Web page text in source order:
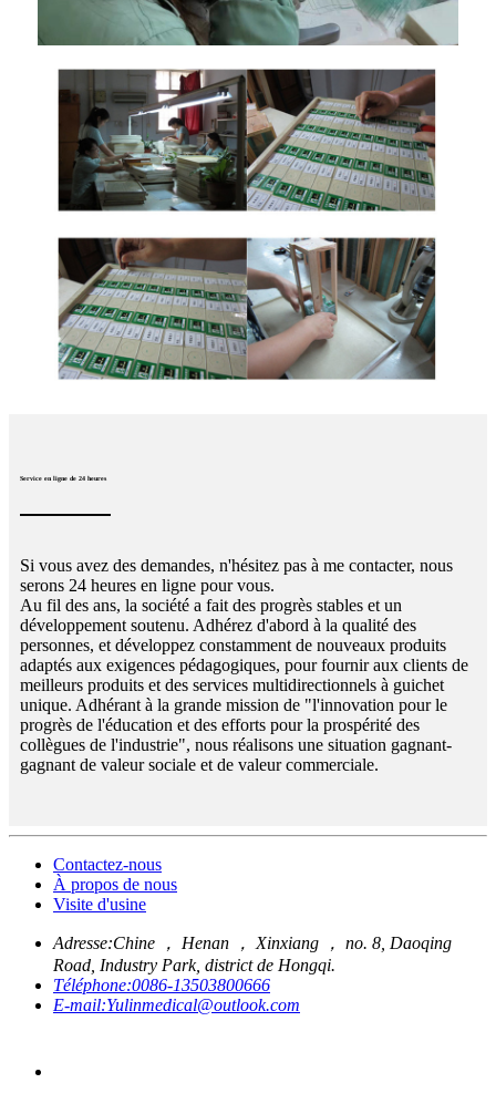
Service en ligne de 24 heures
Si vous avez des demandes, n'hésitez pas à me contacter, nous
serons 24 heures en ligne pour vous.
Au fil des ans, la société a fait des progrès stables et un
développement soutenu. Adhérez d'abord à la qualité des
personnes, et développez constamment de nouveaux produits
adaptés aux exigences pédagogiques, pour fournir aux clients de
meilleurs produits et des services multidirectionnels à guichet
unique. Adhérant à la grande mission de "l'innovation pour le
progrès de l'éducation et des efforts pour la prospérité des
collègues de l'industrie", nous réalisons une situation gagnant-
gagnant de valeur sociale et de valeur commerciale.
Contactez-nous
À propos de nous
Visite d'usine
Adresse:Chine ， Henan ， Xinxiang ， no. 8, Daoqing
Road, Industry Park, district de Hongqi.
Téléphone:0086-13503800666
E-mail:Yulinmedical@outlook.com